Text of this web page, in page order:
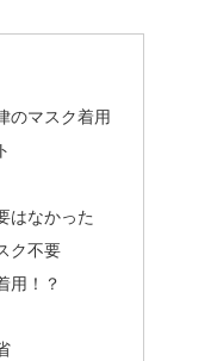
のマスク着用
はなかった
ク不要
用！？